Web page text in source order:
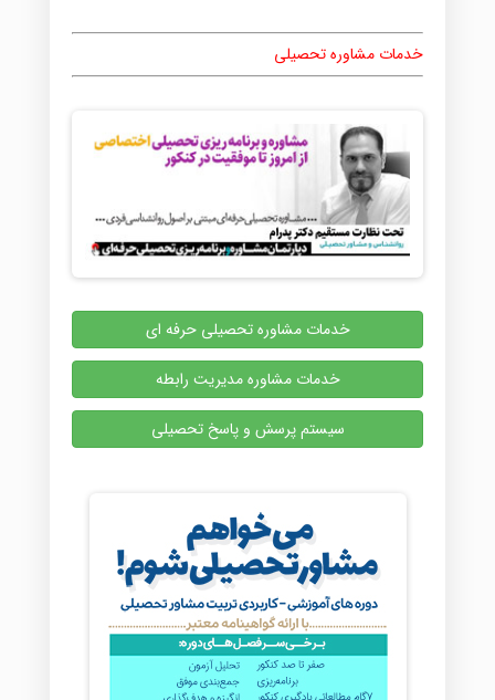
خدمات مشاوره تحصیلی
خدمات مشاوره تحصیلی حرفه ای
خدمات مشاوره مدیریت رابطه
سیستم پرسش و پاسخ تحصیلی